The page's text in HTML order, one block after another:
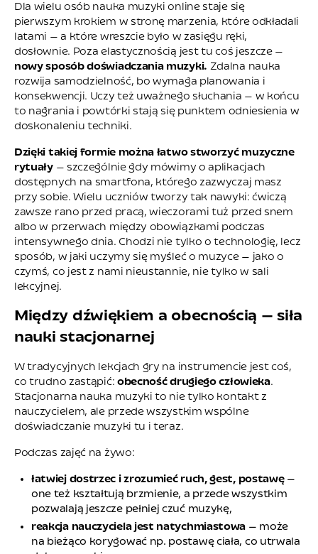
Dla wielu osób nauka muzyki online staje się
pierwszym krokiem w stronę marzenia, które odkładali
latami — a które wreszcie było w zasięgu ręki,
dosłownie. Poza elastycznością jest tu coś jeszcze —
nowy sposób doświadczania muzyki. Zdalna nauka
rozwija samodzielność, bo wymaga planowania i
konsekwencji. Uczy też uważnego słuchania — w końcu
to nagrania i powtórki stają się punktem odniesienia w
doskonaleniu techniki.
Dzięki takiej formie można łatwo stworzyć muzyczne
rytuały — szczególnie gdy mówimy o aplikacjach
dostępnych na smartfona, którego zazwyczaj masz
przy sobie. Wielu uczniów tworzy tak nawyki: ćwiczą
zawsze rano przed pracą, wieczorami tuż przed snem
albo w przerwach między obowiązkami podczas
intensywnego dnia. Chodzi nie tylko o technologię, lecz
sposób, w jaki uczymy się myśleć o muzyce — jako o
czymś, co jest z nami nieustannie, nie tylko w sali
lekcyjnej.
Między dźwiękiem a obecnością — siła
nauki stacjonarnej
W tradycyjnych lekcjach gry na instrumencie jest coś,
co trudno zastąpić: obecność drugiego człowieka.
Stacjonarna nauka muzyki to nie tylko kontakt z
nauczycielem, ale przede wszystkim wspólne
doświadczanie muzyki tu i teraz.
Podczas zajęć na żywo:
łatwiej dostrzec i zrozumieć ruch, gest, postawę—
one też kształtują brzmienie, a przede wszystkim
pozwalają jeszcze pełniej czuć muzykę,
reakcja nauczyciela jest natychmiastowa — może
na bieżąco korygować np. postawę ciała, co utrwala